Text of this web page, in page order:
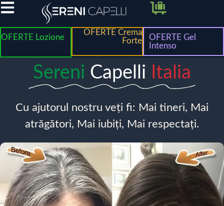
OFERTE Lozione
OFERTE Crema
Forte
OFERTE Gel
Intenso
Sereni Capelli Italia
Cu ajutorul nostru veți fi: Mai tineri, Mai
atrăgători, Mai iubiți, Mai respectați.